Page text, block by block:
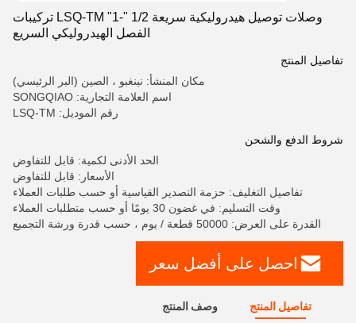
وصلات توصيل هيدروليكية سريعة 1/2 "-1" LSQ-TM تركيبات
الفصل الهيدروليكي السريع
تفاصيل المنتج
مكان المنشأ: نينغبو ، الصين (البر الرئيسي)
اسم العلامة التجارية: SONGQIAO
رقم الموديل: LSQ-TM
شروط الدفع والشحن
الحد الأدنى لكمية: قابل للتفاوض
الأسعار: قابل للتفاوض
تفاصيل التغليف: حزمة التصدير القياسية أو حسب طلبات العملاء
وقت التسليم: في غضون 30 يومًا أو حسب متطلبات العملاء
القدرة على العرض: 50000 قطعة / يوم ، حسب قدرة ورشة التجميع
احصل على أفضل سعر
تفاصيل المنتج وصف المنتج